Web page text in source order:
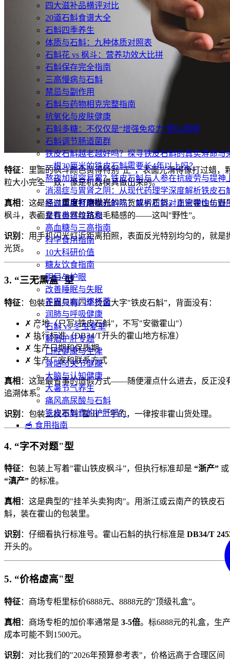
四大滋补品横评对比
20道石斛食谱大全
石斛四季养生
体质与石斛：九种体质对照表
石斛花 vs 枫斗：营养功效大比拼
石斛保存完全指南
三高慢病与石斛
禁忌与副作用
石斛与药物相克完整指南
抗氧化与皮肤健康
石斛多糖：不仅仅是“增强免疫力”那么简单
石斛调节肠道菌群
铁皮石斛越老越好吗？探寻铁皮石斛的真实寿命与
一根30厘米的铁皮石斛需要长4年以上吗？
熬夜加班容易累？铁皮石斛与人参在抗疲劳与提神
消渴症与胃肾之阴：从现代药理学深度解析铁皮石
高血压患者能吃石斛吗？解析石斛对血管弹性与血
女性美容与抗衰
高血糖与三高指南
科学食用指南
10大科研价值
糖友饮食指南
明目与护眼
改善睡眠与失眠
养胃与幽门螺杆菌
润肺与呼吸健康
石斛 vs 冬虫夏草
解酒护肝专题
口腔健康与生津
骨骼与关节健康
大脑与认知健康
大暑节气养生
痛风高尿酸与石斛
铁皮石斛真的护肝吗？
🥣 食用指南
特征：里面的枫斗颜色黄得特别"正”，表面光滑得像打过蜡，
粒大小完全一致，像是机器模具做出来的。
真相 ：这是经过重度打磨抛光的陈货或劣质货。正宗霍山仿野
枫斗，表面是有自然纹路和毛糙感的——这叫"野性”。
识别 ：用手机闪光灯近距离拍照，表面反光特别均匀的，就是
光货。
3. “三无黑盒"型
特征：包装正面只有四个烫金大字"铁皮石斛”，背面没有：
✗ 产地（只写"铁皮石斛"，不写"安徽霍山"）
✗ 执行标准（DB34/T开头的霍山地方标准）
✗ 生产日期和保质期
✗ 生产厂家和联系方式
真相 ：这是最省事的造假方式——随便灌点什么进去，反正没
追溯体系。
识别 ：包装上找不到"霍山"二字的，一律按非霍山货处理。
4. “字不对题"型
特征：包装上写着"霍山铁皮枫斗”，但执行标准却是 “浙产” 或
“滇产” 的标准。
真相 ：这是典型的"挂羊头卖狗肉"。用浙江或云南产的铁皮石
斛，装在霍山的包装里。
识别 ：仔细看执行标准号。霍山石斛的执行标准是 DB34/T
开头的。
5. “价格虚高"型
特征：商场专柜里标价6888元、8888元的"顶级礼盒”。
真相 ：商场专柜的加价率通常是 3-5倍。标6888元的礼盒，生产
成本可能不到1500元。
识别 ：对比我们的"2026年预算参考表"，价格远高于合理区间